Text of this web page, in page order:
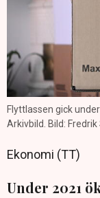
Flyttlassen gick
Arkivbild. Bild:
Ekonomi (TT)
Under 2021